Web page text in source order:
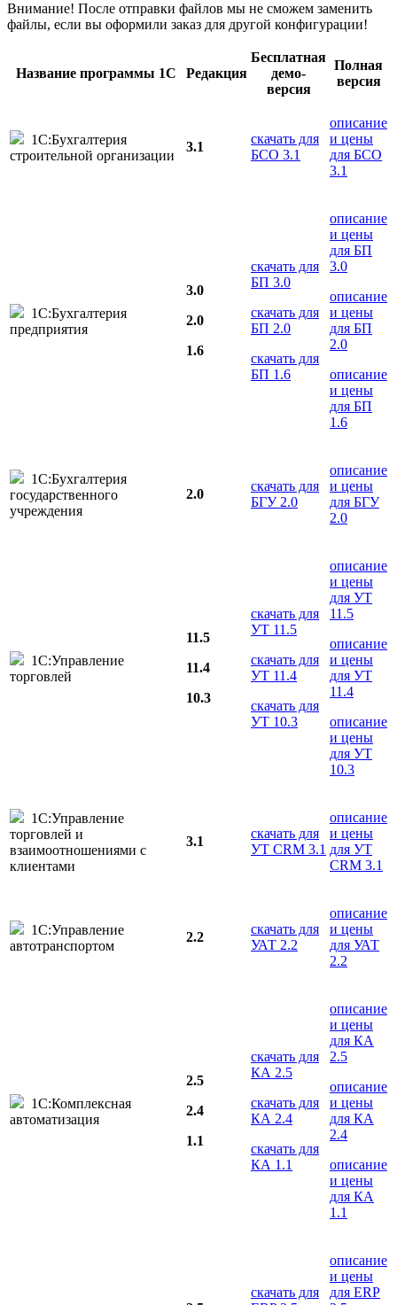
Внимание! После отправки файлов мы не сможем заменить
файлы, если вы оформили заказ для другой конфигурации!
Название программы 1С Редакция
Бесплатная
демо-
версия
Полная
версия
1С:Бухгалтерия
строительной организации
3.1
скачать для
БСО 3.1
описание
и цены
для БСО
3.1
1С:Бухгалтерия
предприятия
3.0
2.0
1.6
скачать для
БП 3.0
скачать для
БП 2.0
скачать для
БП 1.6
описание
и цены
для БП
3.0
описание
и цены
для БП
2.0
описание
и цены
для БП
1.6
1С:Бухгалтерия
государственного
учреждения
2.0
скачать для
БГУ 2.0
описание
и цены
для БГУ
2.0
1С:Управление
торговлей
11.5
11.4
10.3
скачать для
УТ 11.5
скачать для
УТ 11.4
скачать для
УТ 10.3
описание
и цены
для УТ
11.5
описание
и цены
для УТ
11.4
описание
и цены
для УТ
10.3
1С:Управление
торговлей и
взаимоотношениями с
клиентами
3.1
скачать для
УТ CRM 3.1
описание
и цены
для УТ
CRM 3.1
1С:Управление
автотранспортом
2.2
скачать для
УАТ 2.2
описание
и цены
для УАТ
2.2
1С:Комплексная
автоматизация
2.5
2.4
1.1
скачать для
КА 2.5
скачать для
КА 2.4
скачать для
КА 1.1
описание
и цены
для КА
2.5
описание
и цены
для КА
2.4
описание
и цены
для КА
1.1
скачать для
описание
и цены
для ERP